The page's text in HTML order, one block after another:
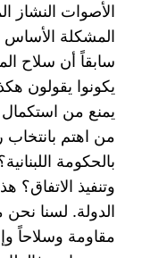
الأصوات النشاز
المشكلة ‏الأساس
سابقاً أن سلاح
يكونوا ‏يقولون
يمنع من استكمال
من اهتم
بالحكومة
وتنفيذ الاتفاق؟
الدولة. لسنا
مقاومة وسلاحاً